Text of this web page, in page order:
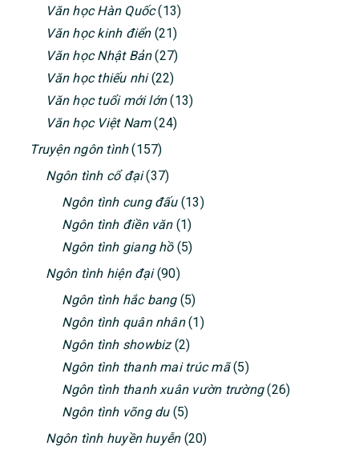
Văn học Hàn Quốc(13)
Văn học kinh điển(21)
Văn học Nhật Bản(27)
Văn học thiếu nhi(22)
Văn học tuổi mới lớn(13)
Văn học Việt Nam(24)
Truyện ngôn tình(157)
Ngôn tình cổ đại(37)
Ngôn tình cung đấu(13)
Ngôn tình điền văn(1)
Ngôn tình giang hồ(5)
Ngôn tình hiện đại(90)
Ngôn tình hắc bang(5)
Ngôn tình quân nhân(1)
Ngôn tình showbiz(2)
Ngôn tình thanh mai trúc mã(5)
Ngôn tình thanh xuân vườn trường(26)
Ngôn tình võng du(5)
Ngôn tình huyền huyễn(20)